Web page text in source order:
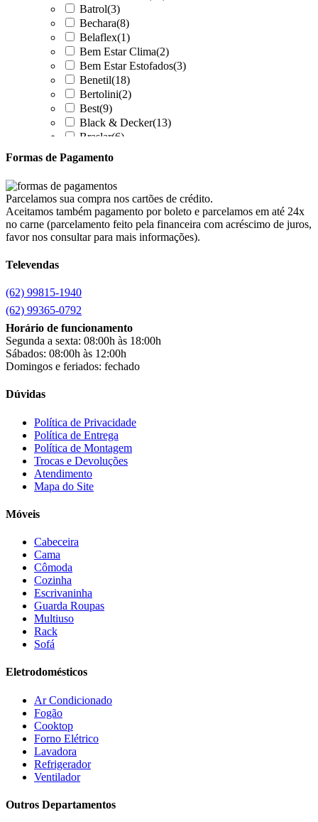
Batrol(3)
Bechara(8)
Belaflex(1)
Bem Estar Clima(2)
Bem Estar Estofados(3)
Benetil(18)
Bertolini(2)
Best(9)
Black & Decker(13)
Braslar(6)
Britânia
Cairu(7)
Canaã Moveis (0)
Canaã Móveis(2)
Carioca Móveis(8)
Clarice
clock
Colibri
Colli(53)
Colormaq(43)
Companhia do Estofado
Cotherm(2)
D' Doro Móveis
Dako(23)
Demóbile(13)
Dômina
Doripel
Estofados solar
Fischer
Giga
Gree(3)
Henn
Hisense
Hot Sat
HP
JB BECHARA
Formas de Pagamento
Parcelamos sua compra nos cartões de crédito.
Aceitamos também pagamento por boleto e parcelamos em até 24x
no carne (parcelamento feito pela financeira com acréscimo de juros,
favor nos consultar para mais informações).
Televendas
(62) 99815-1940
(62) 99365-0792
Horário de funcionamento
Segunda a sexta: 08:00h às 18:00h
Sábados: 08:00h às 12:00h
Domingos e feriados: fechado
Dúvidas
Política de Privacidade
Política de Entrega
Política de Montagem
Trocas e Devoluções
Atendimento
Mapa do Site
Móveis
Cabeceira
Cama
Cômoda
Cozinha
Escrivaninha
Guarda Roupas
Multiuso
Rack
Sofá
Eletrodomésticos
Ar Condicionado
Fogão
Cooktop
Forno Elétrico
Lavadora
Refrigerador
Ventilador
Outros Departamentos